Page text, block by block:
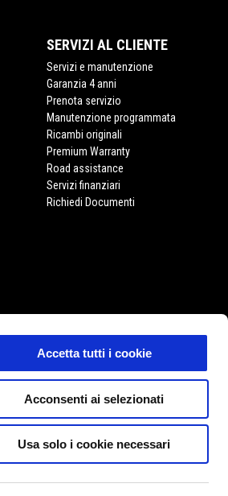
Accetta tutti i cookie
Acconsenti ai selezionati
Usa solo i cookie necessari
SERVIZI AL CLIENTE
Servizi e manutenzione
Garanzia 4 anni
Prenota servizio
Manutenzione programmata
Ricambi originali
Premium Warranty
Road assistance
Servizi finanziari
Richiedi Documenti